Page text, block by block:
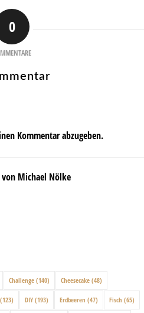
0
Kommentar abzugeben.
von Michael Nölke
Challenge (140) Cheesecake (48)
(123) DIY (193) Erdbeeren (47) Fisch (65)